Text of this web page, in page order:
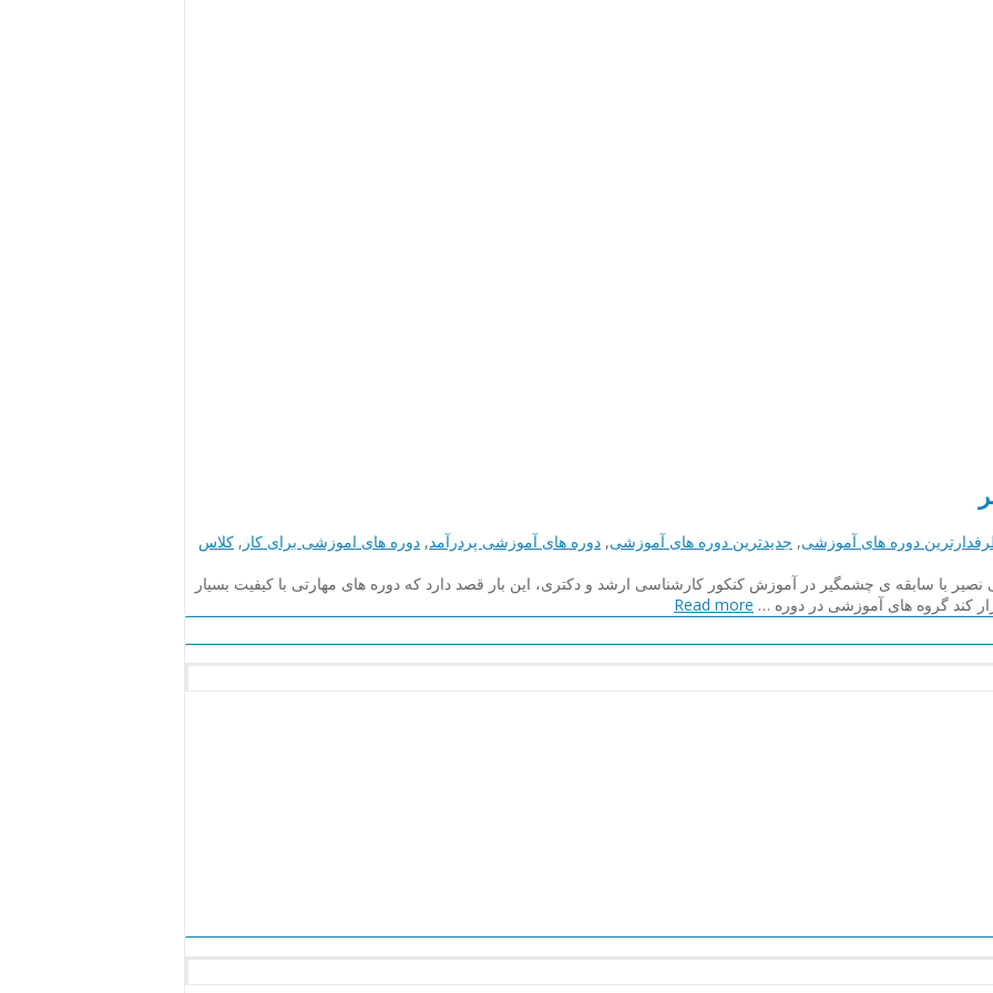
دوره های آموزشی, جدیدترین دوره های آموزشی, دوره های آموزشی پردرآمد, دوره های اموزشی برای کار , کلاس
با سابقه ی چشمگیر در آموزش کنکور کارشناسی ارشد و دکتری، این بار قصد دارد که دوره های مهارتی با کیفیت بسیار
کند گروه های آموزشی در دوره … Read more